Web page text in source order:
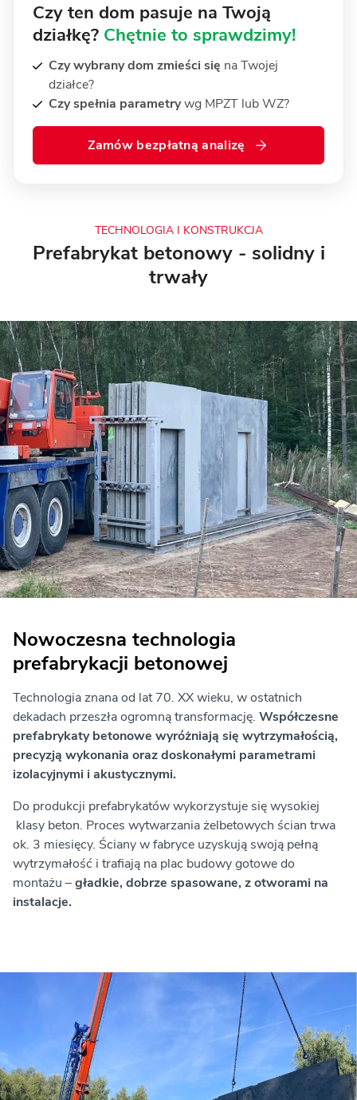
Czy ten dom pasuje na Twoją
działkę? Chętnie to sprawdzimy!
Czy wybrany dom zmieści się na Twojej
działce?
Czy spełnia parametrywg MPZT lub WZ?
Zamów bezpłatną analizę
TECHNOLOGIA I KONSTRUKCJA
Prefabrykat betonowy - solidny i
trwały
Nowoczesna technologia
prefabrykacji betonowej
Technologia znana od lat 70. XX wieku, w ostatnich
dekadach przeszła ogromną transformację. Współczesne
prefabrykaty betonowe wyróżniają się wytrzymałością,
precyzją wykonania oraz doskonałymi parametrami
izolacyjnymi i akustycznymi.
Do produkcji prefabrykatów wykorzystuje się wysokiej
klasy beton. Proces wytwarzania żelbetowych ścian trwa
ok. 3 miesięcy. Ściany w fabryce uzyskują swoją pełną
wytrzymałość i trafiają na plac budowy gotowe do
montażu –gładkie, dobrze spasowane, z otworami na
instalacje.